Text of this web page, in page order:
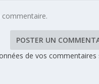
de vos commentaires